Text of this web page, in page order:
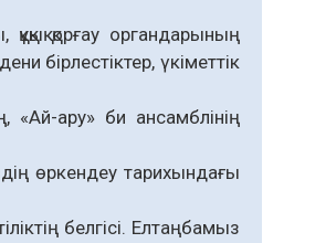
қорғау органдарының
бірлестіктер, үкіметтік
ару» би ансамблінің
өркендеу тарихындағы
белгісі. Елтаңбамыз